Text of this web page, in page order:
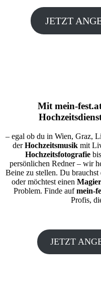
JETZT
Mit mein-
– egal ob du in Wien, Graz,
derHochzeitsmusikmit
Hochzeitsfotografie
persönlichen Redner – wir
Beine zu stellen. Du brauchst
oder möchtest einen Magier
Problem. Finde aufmein-
Profis,
JETZT